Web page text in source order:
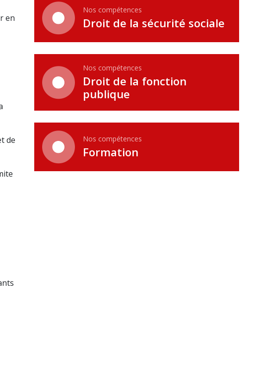
en
de
Nos compétences
Droit de la sécurité sociale
Nos compétences
Droit de la fonction
publique
Nos compétences
Formation